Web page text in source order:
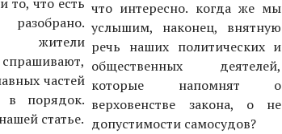
то, что есть
жители
частей
в порядок.
статье.
что интересно. когда же мы
услышим, наконец, внятную
речь наших политических и
общественных деятелей,
которые напомнят о
верховенстве закона, о не
допустимости самосудов?